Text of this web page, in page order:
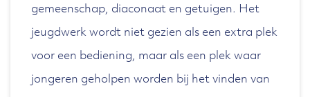
gemeenschap, diaconaat en getuigen. Het
jeugdwerk wordt niet gezien als een extra plek
voor een bediening, maar als een plek waar
jongeren geholpen worden bij het vinden van